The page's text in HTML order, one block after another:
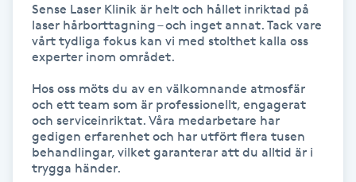
Laserbehandling
Lashlift Keratin
LED-ljusterapi
Liktornar
Sense Laser Klinik är helt och hållet inriktad på
laser hårborttagning – och inget annat. Tack vare
vårt tydliga fokus kan vi med stolthet kalla oss
experter inom området.
Hos oss möts du av en välkomnande atmosfär
och ett team som är professionellt, engagerat
och serviceinriktat. Våra medarbetare har
gedigen erfarenhet och har utfört flera tusen
behandlingar, vilket garanterar att du alltid är i
trygga händer.